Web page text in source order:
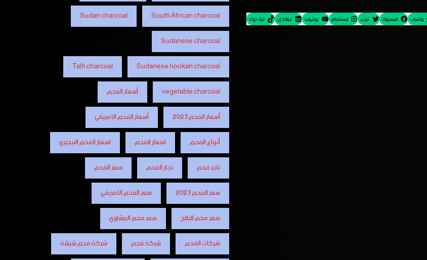
واتساب فيسبوك تويتر إنستجرام يوتيوب لينكد إن تيك توك
South African charcoal
Sudan charcoal
Sudanese charcoal
Sudanese hookah charcoal
Talh charcoal
vegetable charcoal
أسعار الفحم
أسعار الفحم 2023
أسعار الفحم الأفريقي
أنواع الفحم
اسعار الفحم
اسعار الفحم النيجيري
تاجر فحم
تجار الفحم
سعر الفحم
سعر الفحم 2023
سعر الفحم الأفريقي
سعر فحم الطلح
سعر فحم المشاوي
شركات الفحم
شركة فحم
شركة فحم شيشة